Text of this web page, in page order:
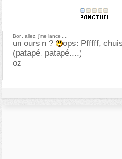
Bon, allez, j'me lance ....
un oursin ?
ops: Pfffff,
(patapé, patapé....)
oz